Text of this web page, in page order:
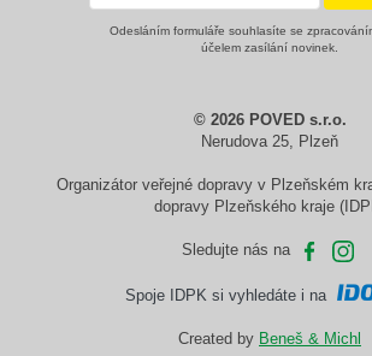
Odesláním formuláře souhlasíte se
účelem zasílání novinek.
© 2026 POVED s.r.o.
Nerudova 25, Plzeň
Organizátor veřejné dopravy v Plzeňském
dopravy Plzeňského kraje
Sledujte nás na
Spoje IDPK si vyhledáte i na
Created by Beneš & Michl